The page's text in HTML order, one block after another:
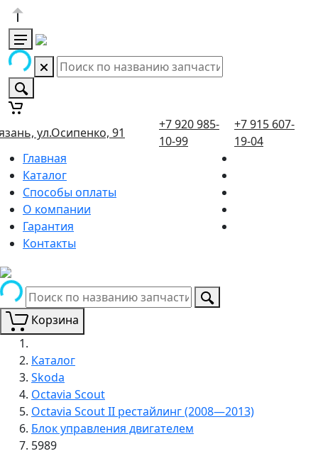
ул.Осипенко, 91
+7 920 985-
10-99
+7 915 607-
19-04
Главная
Каталог
Способы оплаты
О компании
Гарантия
Контакты
Корзина
Каталог
Skoda
Octavia Scout
Octavia Scout II рестайлинг (2008—2013)
Блок управления двигателем
5989